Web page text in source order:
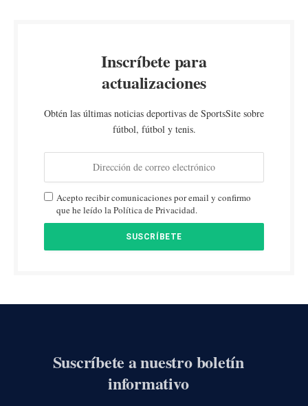
Inscríbete para
actualizaciones
Obtén las últimas noticias deportivas de SportsSite sobre
fútbol, fútbol y tenis.
Acepto recibir comunicaciones por email y confirmo
que he leído la Política de Privacidad.
Suscríbete a nuestro boletín
informativo